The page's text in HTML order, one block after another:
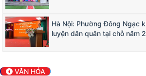
Hà Nội: Phường Đông Ngạc
luyện dân quân tại chỗ năm
VĂN HÓA